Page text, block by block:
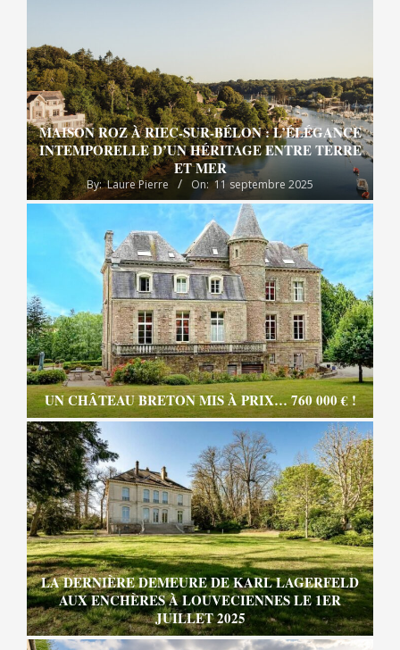
MAISON ROZ À RIEC-SUR-BÉLON : L’ÉLÉGANCE
INTEMPORELLE D’UN HÉRITAGE ENTRE TERRE
ET MER
By: Laure Pierre On: 11 septembre 2025
UN CHÂTEAU BRETON MIS À PRIX… 760 000 € !
LA DERNIÈRE DEMEURE DE KARL LAGERFELD
AUX ENCHÈRES À LOUVECIENNES LE 1ER
JUILLET 2025